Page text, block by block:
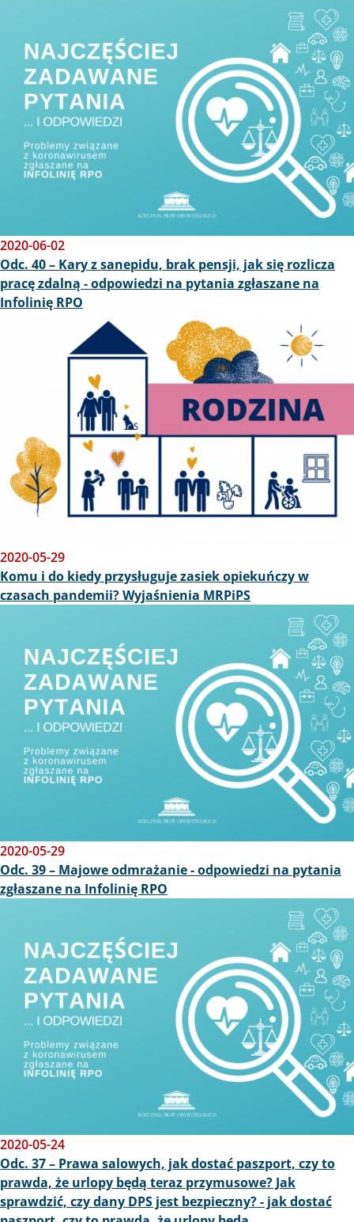
2020-06-02
Odc. 40 – Kary z sanepidu, brak pensji, jak się rozlicza
pracę zdalną - odpowiedzi na pytania zgłaszane na
Infolinię RPO
2020-05-29
Komu i do kiedy przysługuje zasiek opiekuńczy w
czasach pandemii? Wyjaśnienia MRPiPS
2020-05-29
Odc. 39 – Majowe odmrażanie - odpowiedzi na pytania
zgłaszane na Infolinię RPO
2020-05-24
Odc. 37 – Prawa salowych, jak dostać paszport, czy to
prawda, że urlopy będą teraz przymusowe? Jak
sprawdzić, czy dany DPS jest bezpieczny? - jak dostać